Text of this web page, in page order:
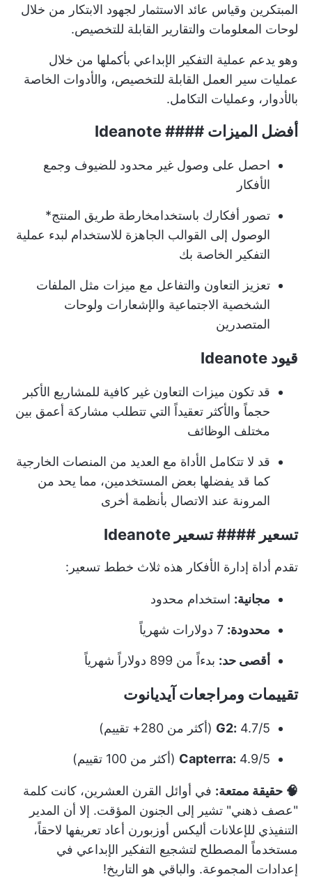
المبتكرين وقياس عائد الاستثمار لجهود الابتكار من خلال
لوحات المعلومات والتقارير القابلة للتخصيص.
وهو يدعم عملية التفكير الإبداعي بأكملها من خلال
عمليات سير العمل القابلة للتخصيص، والأدوات الخاصة
بالأدوار، وعمليات التكامل.
أفضل الميزات #### Ideanote
احصل على وصول غير محدود للضيوف وجمع
الأفكار
تصور أفكارك باستخدامخارطة طريق المنتج*
الوصول إلى القوالب الجاهزة للاستخدام لبدء عملية
التفكير الخاصة بك
تعزيز التعاون والتفاعل مع ميزات مثل الملفات
الشخصية الاجتماعية والإشعارات ولوحات
المتصدرين
قيود Ideanote
قد تكون ميزات التعاون غير كافية للمشاريع الأكبر
حجماً والأكثر تعقيداً التي تتطلب مشاركة أعمق بين
مختلف الوظائف
قد لا تتكامل الأداة مع العديد من المنصات الخارجية
كما قد يفضلها بعض المستخدمين، مما يحد من
المرونة عند الاتصال بأنظمة أخرى
تسعير #### تسعير Ideanote
تقدم أداة إدارة الأفكار هذه ثلاث خطط تسعير:
مجانية: استخدام محدود
محدودة:
أقصى حد: بدءاً من 899 دولاراً شهرياً
تقييمات ومراجعات آيديانوت
G2: 4.7/5 (أكثر من 280+ تقييم)
Capterra: 4.9/5 (أكثر من 100 تقييم)
🧠 حقيقة ممتعة: في أوائل القرن العشرين، كانت كلمة
"عصف ذهني" تشير إلى الجنون المؤقت. إلا أن المدير
التنفيذي للإعلانات أليكس أوزبورن أعاد تعريفها لاحقاً،
مستخدماً المصطلح لتشجيع التفكير الإبداعي في
إعدادات المجموعة. والباقي هو التاريخ!